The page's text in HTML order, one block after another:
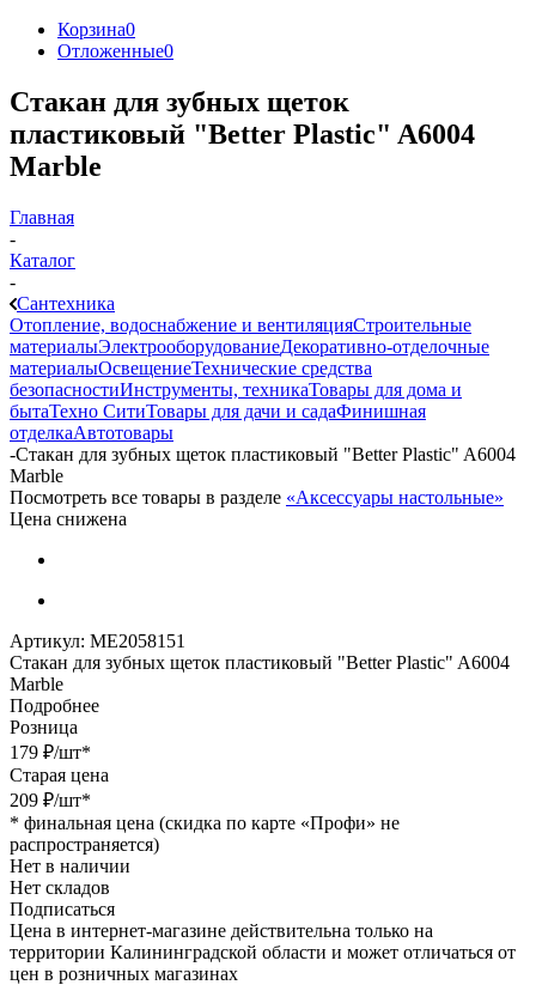
Корзина0
Отложенные0
Стакан для зубных щеток
пластиковый "Better Plastic" A6004
Marble
Главная
-
Каталог
-
Сантехника
Отопление, водоснабжение и вентиляцияСтроительные
материалыЭлектрооборудованиеДекоративно-отделочные
материалыОсвещениеТехнические средства
безопасностиИнструменты, техникаТовары для дома и
бытаТехно СитиТовары для дачи и садаФинишная
отделкаАвтотовары
-Стакан для зубных щеток пластиковый "Better Plastic" A6004
Marble
Посмотреть все товары в разделе «Аксессуары настольные»
Цена снижена
Артикул: МЕ2058151
Стакан для зубных щеток пластиковый "Better Plastic" A6004
Marble
Подробнее
Розница
179 ₽/шт*
Старая цена
209 ₽/шт*
* финальная цена (скидка по карте «Профи» не
распространяется)
Нет в наличии
Нет складов
Подписаться
Цена в интернет-магазине действительна только на
территории Калининградской области и может отличаться от
цен в розничных магазинах